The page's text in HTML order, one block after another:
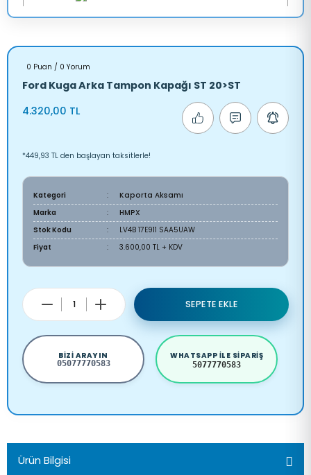
0 Puan / 0 Yorum
Ford Kuga Arka Tampon Kapağı ST 20>ST
4.320,00 TL
*449,93 TL den başlayan taksitlerle!
Kategori
Kaporta Aksamı
Marka
HMPX
Stok Kodu
LV4B 17E911 SAA5UAW
Fiyat
3.600,00 TL + KDV
SEPETE EKLE
BIZI ARAYIN
05077770583
WHATSAPP ILE SIPARIŞ
5077770583
Ürün Bilgisi